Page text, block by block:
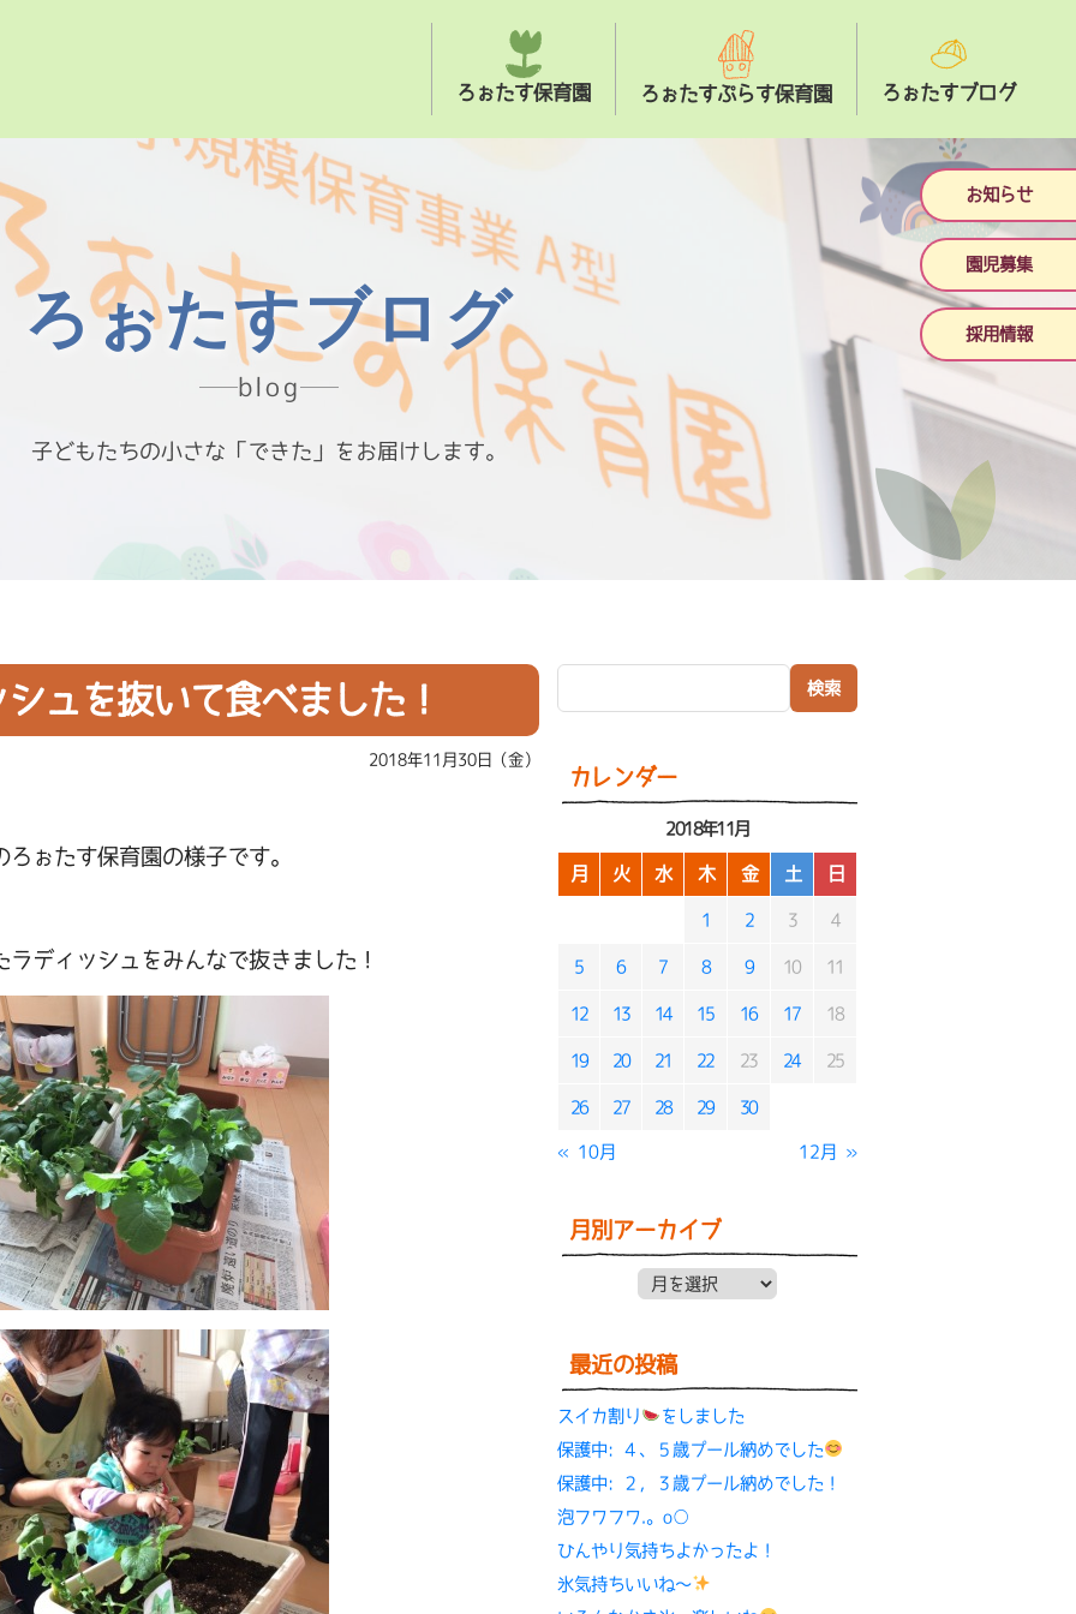
お知らせ
園児募集
採用情報
ろぉたす保育園 ろぉたすぷらす保育園 ろぉたすブログ
ろぉたすブログ
blog
子どもたちの小さな「できた」をお届けします。
カレンダー
2018年11月
月 火 水 木 金 土 日
1 2 3 4
5 6 7 8 9 10 11
12 13 14 15 16 17 18
19 20 21 22 23 24 25
26 27 28 29 30
« 10月 12月 »
月別アーカイブ
月別アーカイブ
最近の投稿
スイカ割り
をしました
保護中: ４、５歳プール納めでした
保護中: ２，３歳プール納めでした！
泡フワフワ.。o○
ひんやり気持ちよかったよ！
氷気持ちいいね〜
ュを抜いて食べました！
2018年11月30日（金）
ろぉたす保育園の様子です。
ラディッシュをみんなで抜きました！